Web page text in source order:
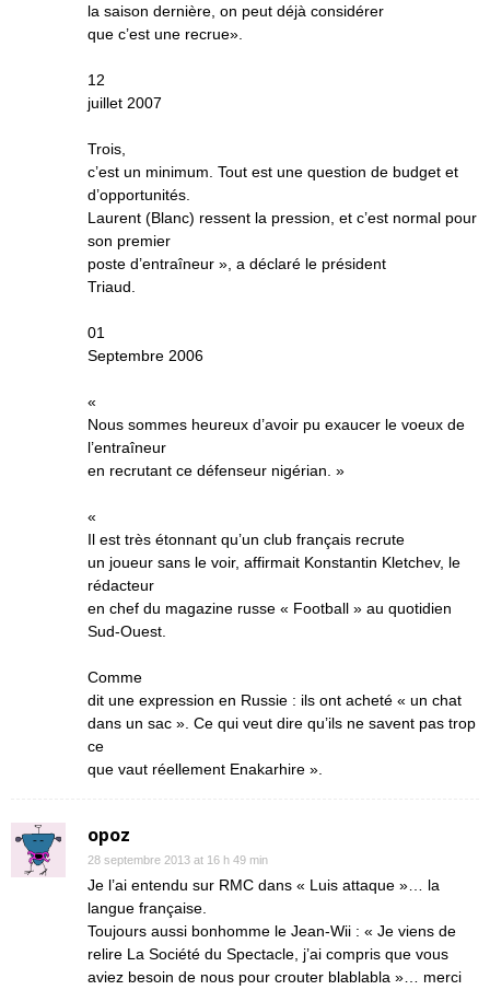
la saison dernière, on peut déjà considérer
que c’est une recrue».
12
juillet 2007
Trois,
c’est un minimum. Tout est une question de budget et
d’opportunités.
Laurent (Blanc) ressent la pression, et c’est normal pour
son premier
poste d’entraîneur », a déclaré le président
Triaud.
01
Septembre 2006
«
Nous sommes heureux d’avoir pu exaucer le voeux de
l’entraîneur
en recrutant ce défenseur nigérian. »
«
Il est très étonnant qu’un club français recrute
un joueur sans le voir, affirmait Konstantin Kletchev, le
rédacteur
en chef du magazine russe « Football » au quotidien
Sud-Ouest.
Comme
dit une expression en Russie : ils ont acheté « un chat
dans un sac ». Ce qui veut dire qu’ils ne savent pas trop
ce
que vaut réellement Enakarhire ».
opoz
28 septembre 2013 at 16 h 49 min
Je l’ai entendu sur RMC dans « Luis attaque »… la
langue française.
Toujours aussi bonhomme le Jean-Wii : « Je viens de
relire La Société du Spectacle, j’ai compris que vous
aviez besoin de nous pour crouter blablabla »… merci